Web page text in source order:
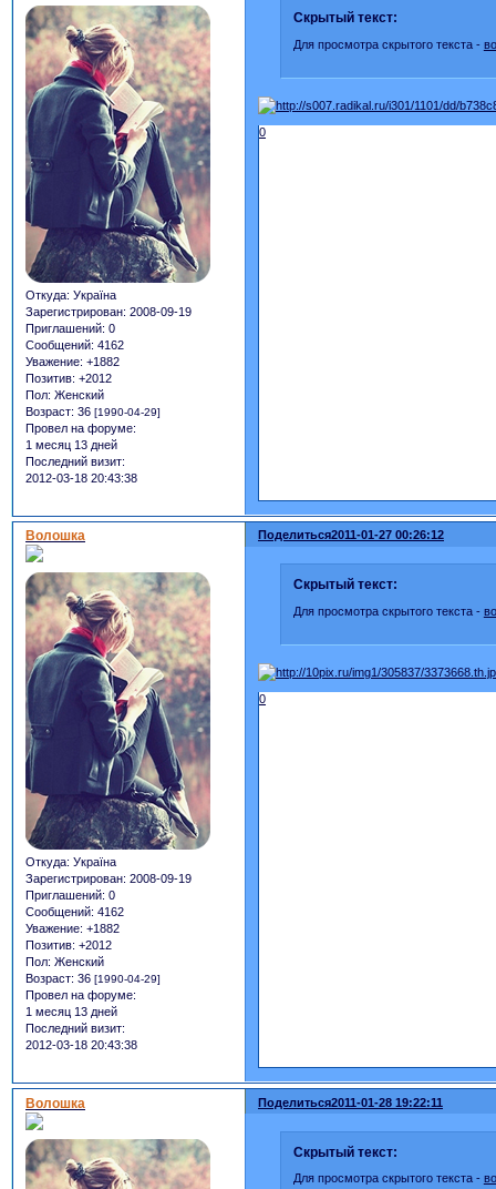
Откуда: Україна
Зарегистрирован: 2008-09-19
Приглашений: 0
Сообщений: 4162
Уважение: +1882
Позитив: +2012
Пол: Женский
Возраст: 36 [1990-04-29]
Провел на форуме:
1 месяц 13 дней
Последний визит:
2012-03-18 20:43:38
Скрытый текст:
Для просмотра скрытого текста -
0
Поделиться2011-01-27 00:26:12
Волошка
Откуда: Україна
Зарегистрирован: 2008-09-19
Приглашений: 0
Сообщений: 4162
Уважение: +1882
Позитив: +2012
Пол: Женский
Возраст: 36 [1990-04-29]
Провел на форуме:
1 месяц 13 дней
Последний визит:
2012-03-18 20:43:38
Скрытый текст:
Для просмотра скрытого текста -
0
Поделиться2011-01-28 19:22:11
Волошка
Скрытый текст:
Для просмотра скрытого текста -